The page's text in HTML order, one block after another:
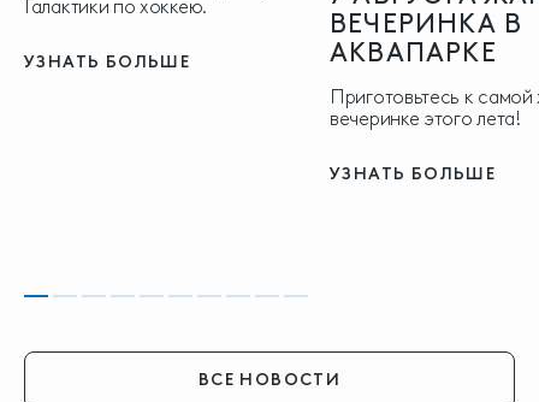
Галактики по хоккею.
УЗНАТЬ БОЛЬШЕ
ВЕЧЕРИНКА В
АКВАПАРКЕ
Приготовьтесь к
вечеринке этого лета!
УЗНАТЬ БОЛЬШЕ
ВСЕ НОВОСТИ